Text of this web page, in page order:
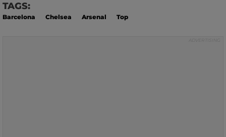
TAGS:
Barcelona Chelsea Arsenal Top